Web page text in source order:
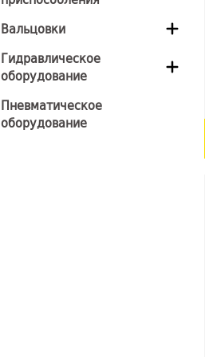
Вальцовки
Гидравлическое
оборудование
Пневматическое
оборудование